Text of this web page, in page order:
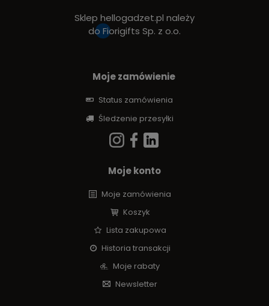
Sklep hellogadzet.pl należy
do Fiorigifts Sp. z o.o.
Moje zamówienie
Status zamówienia
Śledzenie przesyłki
Moje konto
Moje zamówienia
Koszyk
Lista zakupowa
Historia transakcji
Moje rabaty
Newsletter